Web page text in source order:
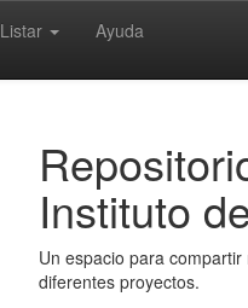
Listar Ayuda
Instituto
Un espacio para
diferentes proyectos.